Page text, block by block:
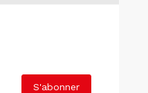
S'abonner